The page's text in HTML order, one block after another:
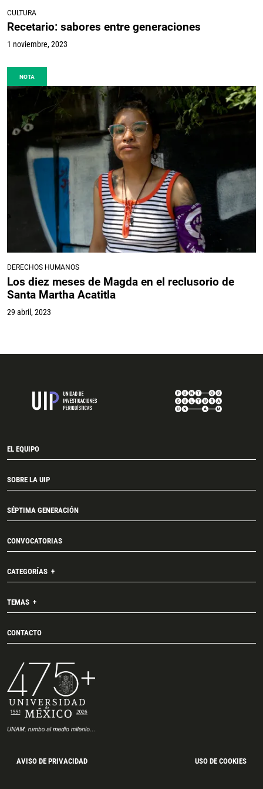
CULTURA
Recetario: sabores entre generaciones
1 noviembre, 2023
NOTA
DERECHOS HUMANOS
Los diez meses de Magda en el reclusorio de
Santa Martha Acatitla
29 abril, 2023
EL EQUIPO
SOBRE LA UIP
SÉPTIMA GENERACIÓN
CONVOCATORIAS
CATEGORÍAS
TEMAS
CONTACTO
AVISO DE PRIVACIDAD USO DE COOKIES